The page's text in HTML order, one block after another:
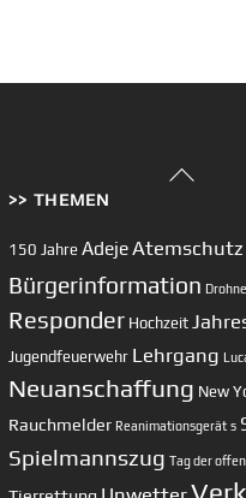
Back
>> THEMEN
150 Jahre AdejeAtemschutz
Bürgerinformation Drohne
Responder Hochzeit
Jugendfeuerwehr Lehrgang
Neuanschaffung New
Rauchmelder Reanimationsgerät s
Spielmannszug Tag der